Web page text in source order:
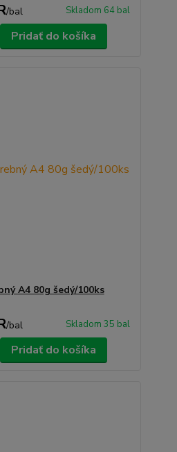
/bal Skladom 64 bal
Pridať do košíka
A4 80g šedý/100ks
/bal Skladom 35 bal
Pridať do košíka